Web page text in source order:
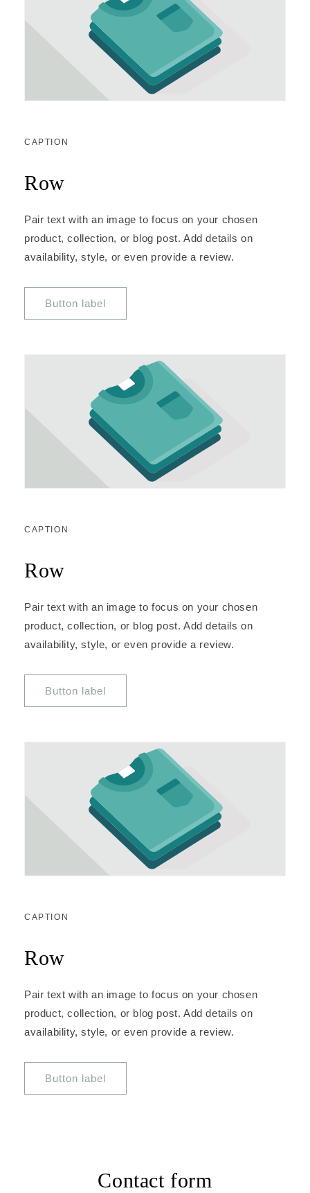
CAPTION
Row
Pair text with an image to focus on your chosen
product, collection, or blog post. Add details on
availability, style, or even provide a review.
Button label
CAPTION
Row
Pair text with an image to focus on your chosen
product, collection, or blog post. Add details on
availability, style, or even provide a review.
Button label
CAPTION
Row
Pair text with an image to focus on your chosen
product, collection, or blog post. Add details on
availability, style, or even provide a review.
Button label
Contact form